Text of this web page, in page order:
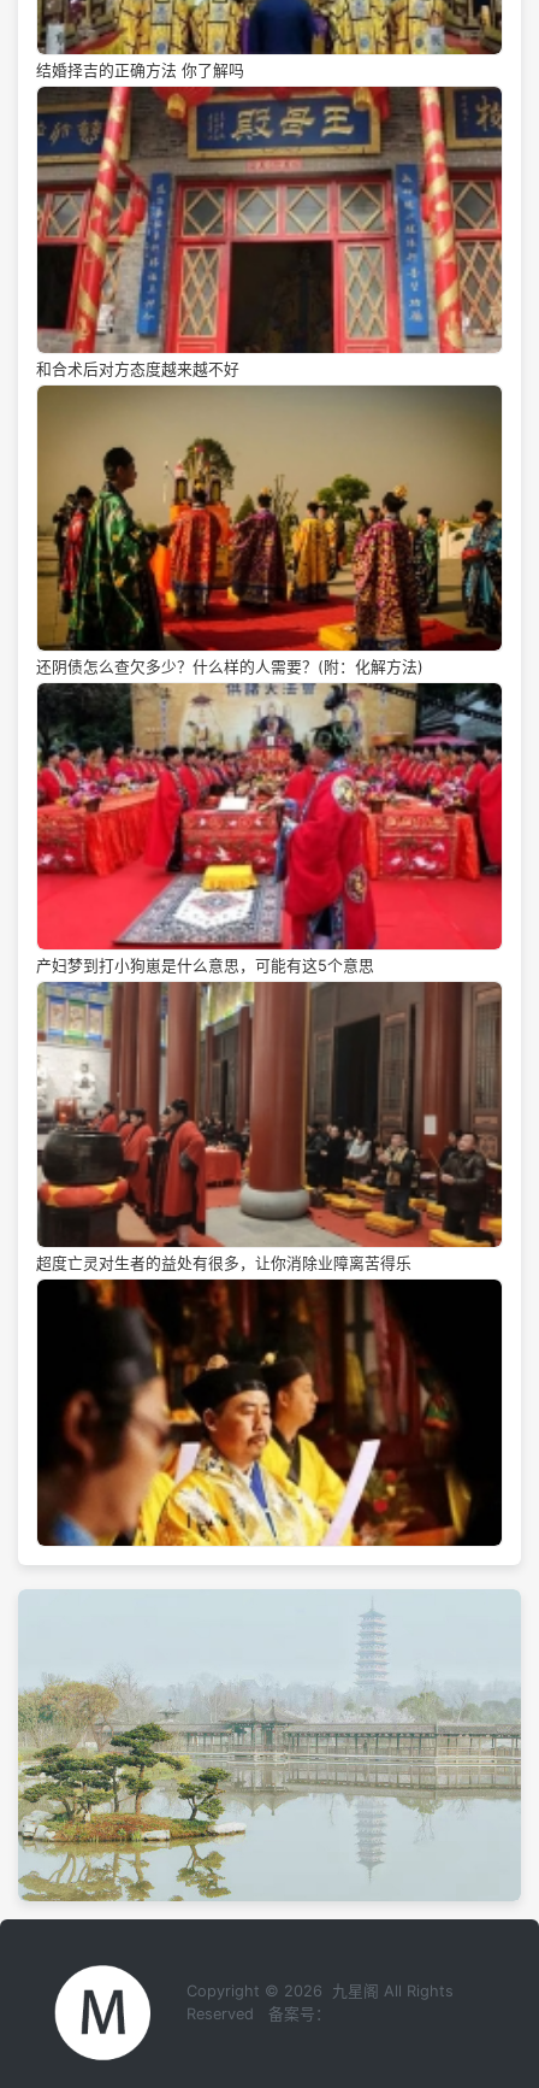
结婚择吉的正确方法 你了解吗
和合术后对方态度越来越不好
还阴债怎么查欠多少？什么样的人需要？(附：化解方法)
产妇梦到打小狗崽是什么意思，可能有这5个意思
超度亡灵对生者的益处有很多，让你消除业障离苦得乐
Copyright © 2026 九星阁 All Rights
Reserved 备案号：